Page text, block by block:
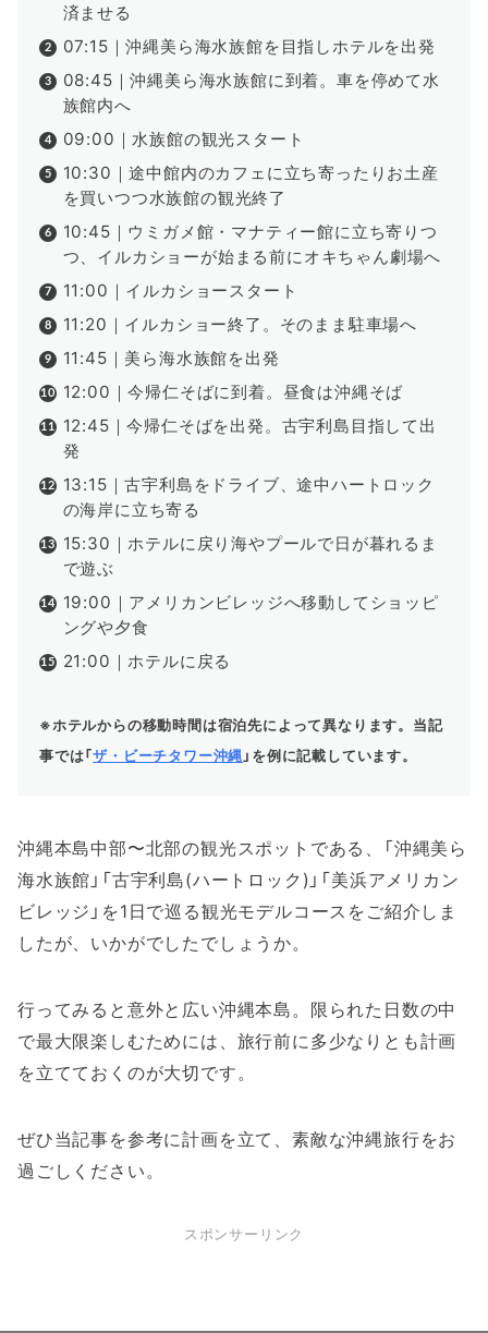
済ませる
07:15｜沖縄美ら海水族館を目指しホテルを出発
08:45｜沖縄美ら海水族館に到着。車を停めて水
族館内へ
09:00｜水族館の観光スタート
10:30｜途中館内のカフェに立ち寄ったりお土産
を買いつつ水族館の観光終了
10:45｜ウミガメ館・マナティー館に立ち寄りつ
つ、イルカショーが始まる前にオキちゃん劇場へ
11:00｜イルカショースタート
11:20｜イルカショー終了。そのまま駐車場へ
11:45｜美ら海水族館を出発
12:00｜今帰仁そばに到着。昼食は沖縄そば
12:45｜今帰仁そばを出発。古宇利島目指して出
発
13:15｜古宇利島をドライブ、途中ハートロック
の海岸に立ち寄る
15:30｜ホテルに戻り海やプールで日が暮れるま
で遊ぶ
19:00｜アメリカンビレッジへ移動してショッピ
ングや夕食
21:00｜ホテルに戻る
※ホテルからの移動時間は宿泊先によって異なります。当記
事では「ザ・ビーチタワー沖縄」を例に記載しています。
沖縄本島中部〜北部の観光スポットである、「沖縄美ら
海水族館」「古宇利島(ハートロック)」「美浜アメリカン
ビレッジ」を1日で巡る観光モデルコースをご紹介しま
したが、いかがでしたでしょうか。
行ってみると意外と広い沖縄本島。限られた日数の中
で最大限楽しむためには、旅行前に多少なりとも計画
を立てておくのが大切です。
ぜひ当記事を参考に計画を立て、素敵な沖縄旅行をお
過ごしください。
スポンサーリンク